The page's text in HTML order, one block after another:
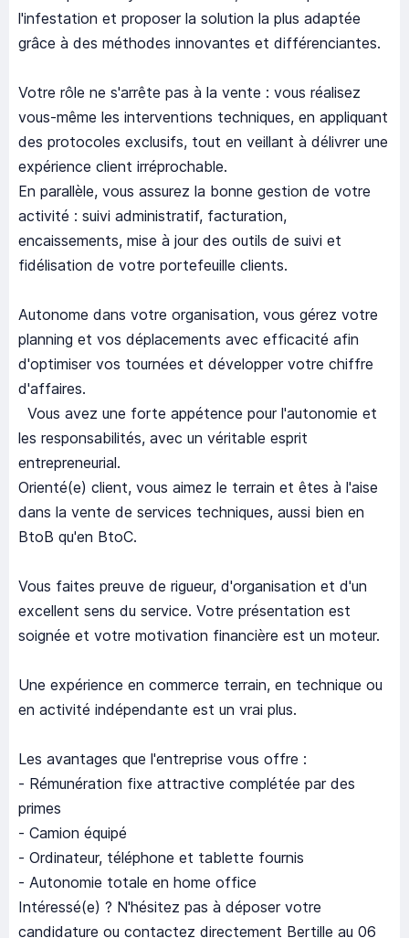
l'infestation et proposer la solution la plus adaptée
grâce à des méthodes innovantes et différenciantes.
Votre rôle ne s'arrête pas à la vente : vous réalisez
vous-même les interventions techniques, en appliquant
des protocoles exclusifs, tout en veillant à délivrer une
expérience client irréprochable.
En parallèle, vous assurez la bonne gestion de votre
activité : suivi administratif, facturation,
encaissements, mise à jour des outils de suivi et
fidélisation de votre portefeuille clients.
Autonome dans votre organisation, vous gérez votre
planning et vos déplacements avec efficacité afin
d'optimiser vos tournées et développer votre chiffre
d'affaires.
Vous avez une forte appétence pour l'autonomie et
les responsabilités, avec un véritable esprit
entrepreneurial.
Orienté(e) client, vous aimez le terrain et êtes à l'aise
dans la vente de services techniques, aussi bien en
BtoB qu'en BtoC.
Vous faites preuve de rigueur, d'organisation et d'un
excellent sens du service. Votre présentation est
soignée et votre motivation financière est un moteur.
Une expérience en commerce terrain, en technique ou
en activité indépendante est un vrai plus.
Les avantages que l'entreprise vous offre :
- Rémunération fixe attractive complétée par des
primes
- Camion équipé
- Ordinateur, téléphone et tablette fournis
- Autonomie totale en home office
Intéressé(e) ? N'hésitez pas à déposer votre
candidature ou contactez directement Bertille au 06